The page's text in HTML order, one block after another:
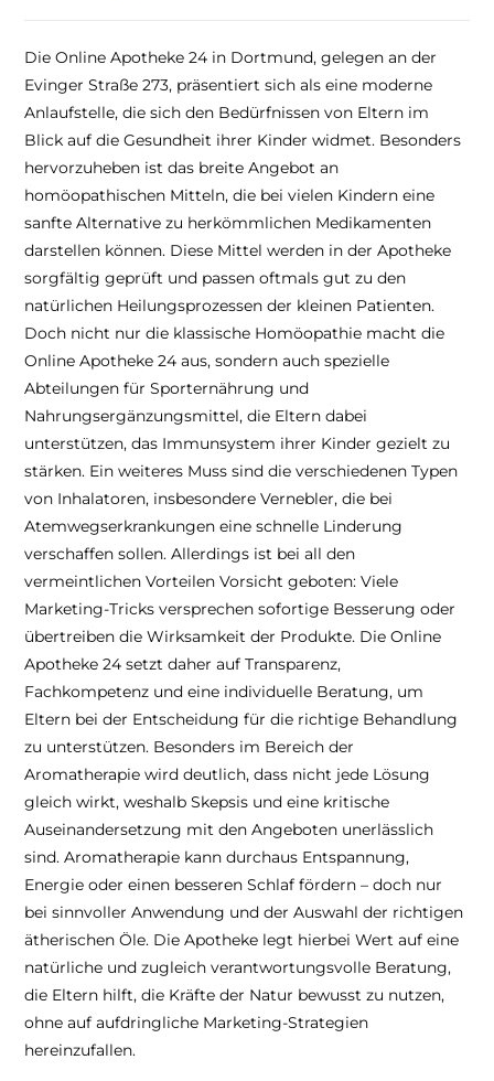
Die Online Apotheke 24 in Dortmund, gelegen an der
Evinger Straße 273, präsentiert sich als eine moderne
Anlaufstelle, die sich den Bedürfnissen von Eltern im
Blick auf die Gesundheit ihrer Kinder widmet. Besonders
hervorzuheben ist das breite Angebot an
homöopathischen Mitteln, die bei vielen Kindern eine
sanfte Alternative zu herkömmlichen Medikamenten
darstellen können. Diese Mittel werden in der Apotheke
sorgfältig geprüft und passen oftmals gut zu den
natürlichen Heilungsprozessen der kleinen Patienten.
Doch nicht nur die klassische Homöopathie macht die
Online Apotheke 24 aus, sondern auch spezielle
Abteilungen für Sporternährung und
Nahrungsergänzungsmittel, die Eltern dabei
unterstützen, das Immunsystem ihrer Kinder gezielt zu
stärken. Ein weiteres Muss sind die verschiedenen Typen
von Inhalatoren, insbesondere Vernebler, die bei
Atemwegserkrankungen eine schnelle Linderung
verschaffen sollen. Allerdings ist bei all den
vermeintlichen Vorteilen Vorsicht geboten: Viele
Marketing-Tricks versprechen sofortige Besserung oder
übertreiben die Wirksamkeit der Produkte. Die Online
Apotheke 24 setzt daher auf Transparenz,
Fachkompetenz und eine individuelle Beratung, um
Eltern bei der Entscheidung für die richtige Behandlung
zu unterstützen. Besonders im Bereich der
Aromatherapie wird deutlich, dass nicht jede Lösung
gleich wirkt, weshalb Skepsis und eine kritische
Auseinandersetzung mit den Angeboten unerlässlich
sind. Aromatherapie kann durchaus Entspannung,
Energie oder einen besseren Schlaf fördern – doch nur
bei sinnvoller Anwendung und der Auswahl der richtigen
ätherischen Öle. Die Apotheke legt hierbei Wert auf eine
natürliche und zugleich verantwortungsvolle Beratung,
die Eltern hilft, die Kräfte der Natur bewusst zu nutzen,
ohne auf aufdringliche Marketing-Strategien
hereinzufallen.